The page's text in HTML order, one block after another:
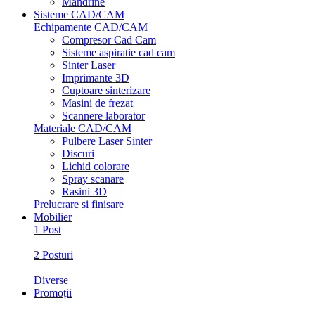
Sisteme CAD/CAM
Echipamente CAD/CAM
Compresor Cad Cam
Sisteme aspiratie cad cam
Sinter Laser
Imprimante 3D
Cuptoare sinterizare
Masini de frezat
Scannere laborator
Materiale CAD/CAM
Pulbere Laser Sinter
Discuri
Lichid colorare
Spray scanare
Rasini 3D
Prelucrare si finisare
Mobilier
1 Post
2 Posturi
Diverse
Promoții